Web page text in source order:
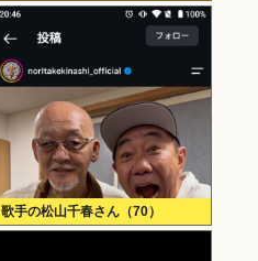
歌手の松山千春さん（70）